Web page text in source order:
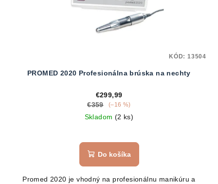
PROMED 2020 Profesionálna brúska na nechty
€299,99
€359
(–16 %)
Skladom (2 ks)
Do košíka
Promed 2020 je vhodný na profesionálnu manikúru a
KÓD: 13504